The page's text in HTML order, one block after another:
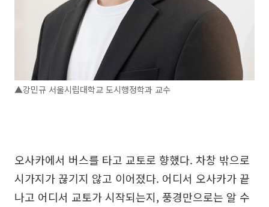
▲강민규 서울시립대학교 도시행정학과 교수
오사카에서 버스를 타고 교토로 향했다. 차창 밖으로
시가지가 끊기지 않고 이어졌다. 어디서 오사카가 끝
나고 어디서 교토가 시작되는지, 풍경만으로는 알 수